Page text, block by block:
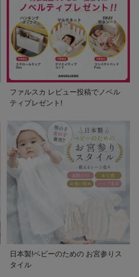
ファルスカ レビュー投稿でノベル
ティプレゼント!
日本製!ベビーのための お宮参りス
タイル